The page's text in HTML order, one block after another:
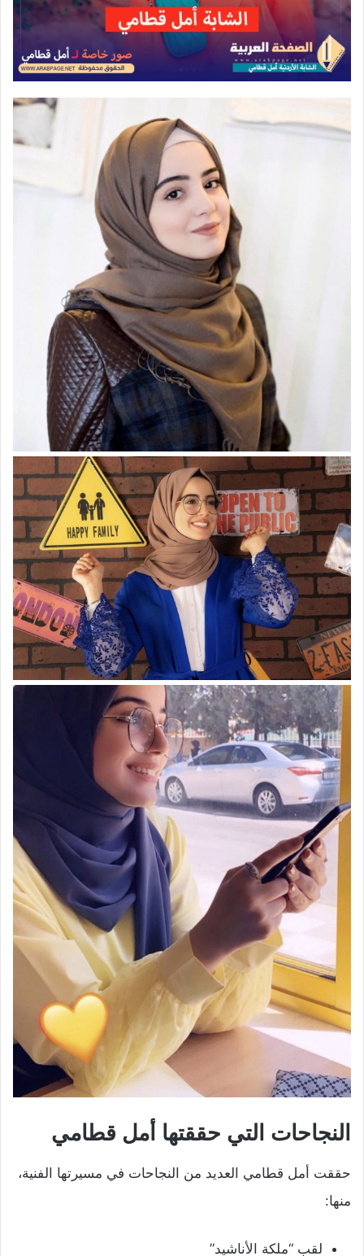
النجاحات التي حققتها أمل قطامي
حققت أمل قطامي العديد من النجاحات في مسيرتها الفنية،
منها:
لقب “ملكة الأناشيد”